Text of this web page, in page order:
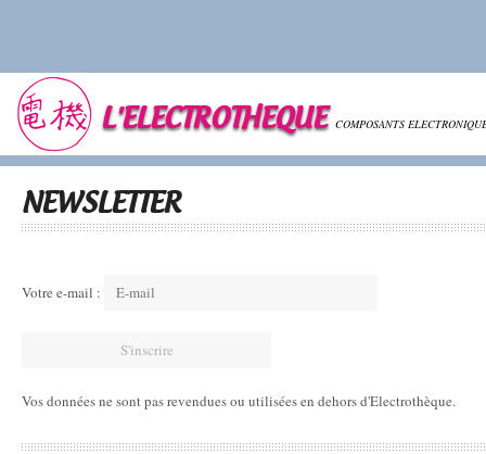
L'ELECTROTHEQUE COMPOSANTS
NEWSLETTER
Votre e-mail :
Vos données ne sont pas revendues ou utilisées en dehors d'Electrothèque.